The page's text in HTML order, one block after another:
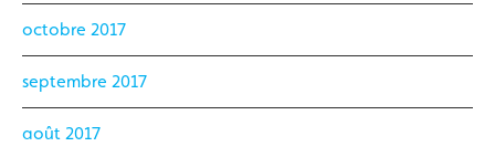
octobre 2017
septembre 2017
août 2017